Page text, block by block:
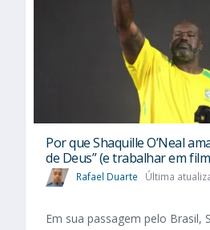
Por que Shaquille O’Neal
de Deus” (e trabalhar em
Rafael Duarte Última
Em sua passagem pelo Brasil,